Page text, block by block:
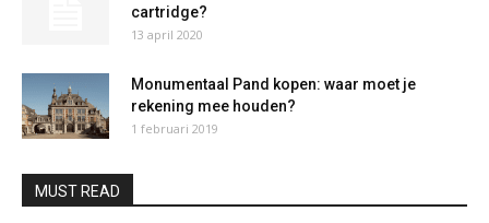
cartridge?
13 april 2020
Monumentaal Pand kopen: waar moet je
rekening mee houden?
1 februari 2019
MUST READ